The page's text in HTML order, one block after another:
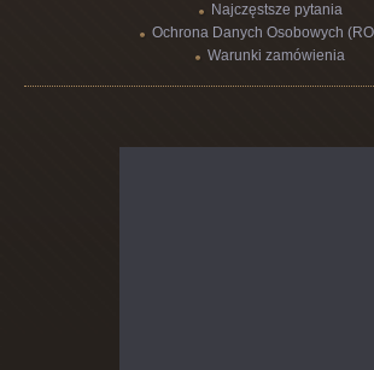
Najczęstsze pytania
Ochrona Danych Osobowych
Warunki zamówienia